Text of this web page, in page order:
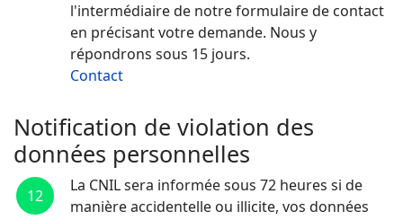
l'intermédiaire de notre formulaire de contact
en précisant votre demande. Nous y
répondrons sous 15 jours.
Contact
Notification de violation des
données personnelles
12
La CNIL sera informée sous 72 heures si de
manière accidentelle ou illicite, vos données